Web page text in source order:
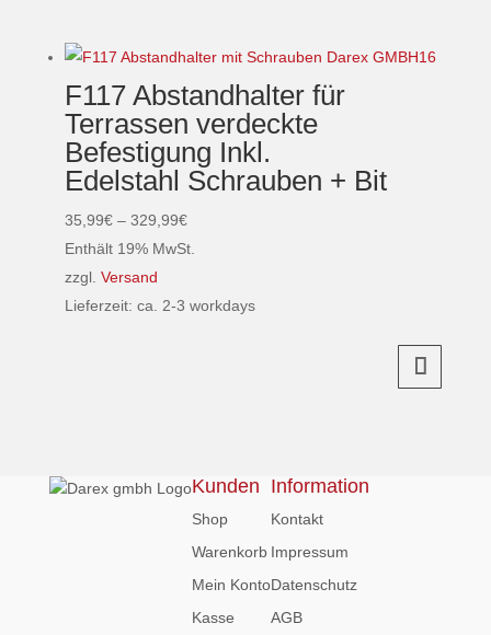
gewählt
werden
Produkt
mehrere
Varianten
auf.
Die
Optionen
können
der
F117 Abstandhalter für
Terrassen verdeckte
Befestigung Inkl.
Edelstahl Schrauben + Bit
35,99€ – 329,99€Preisspanne:
35,99€
329,99€
Enthält 19% MwSt.
zzgl. Versand
Lieferzeit: ca. 2-3 workdays
auf.
Kunden
Shop
Warenkorb
Mein Konto
Kasse
Information
Kontakt
Impressum
Datenschutz
AGB